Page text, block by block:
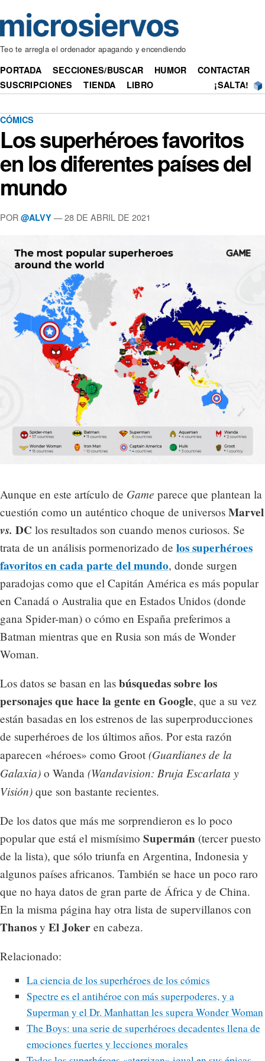
Teo te arregla el ordenador apagando y encendiendo
PORTADA SECCIONES/BUSCAR HUMOR
CONTACTAR
SUSCRIPCIONES
TIENDA LIBRO ¡SALTA!
CÓMICS
Los superhéroes favoritos
en los diferentes países del
mundo
POR @ALVY — 28 DE ABRIL DE 2021
Aunque en este artículo de Game parece que plantean la
cuestión como un auténtico choque de universos Marvel
vs. DC los resultados son cuando menos curiosos. Se
trata de un análisis pormenorizado de los superhéroes
favoritos en cada parte del mundo, donde surgen
paradojas como que el Capitán América es más popular
en Canadá o Australia que en Estados Unidos (donde
gana Spider-man) o cómo en España preferimos a
Batman mientras que en Rusia son más de Wonder
Woman.
Los datos se basan en las búsquedas sobre los
personajes que hace la gente en Google, que a su vez
están basadas en los estrenos de las superproducciones
de superhéroes de los últimos años. Por esta razón
aparecen «héroes» como Groot (Guardianes de la
Galaxia) o Wanda (Wandavision: Bruja Escarlata y
Visión) que son bastante recientes.
De los datos que más me sorprendieron es lo poco
popular que está el mismísimo Supermán (tercer puesto
de la lista), que sólo triunfa en Argentina, Indonesia y
algunos países africanos. También se hace un poco raro
que no haya datos de gran parte de África y de China.
En la misma página hay otra lista de supervillanos con
Thanos y El Joker en cabeza.
Relacionado:
La ciencia de los superhéroes de los cómics
Spectre es el antihéroe con más superpoderes, y a
Superman y el Dr. Manhattan les supera Wonder Woman
The Boys: una serie de superhéroes decadentes llena de
emociones fuertes y lecciones morales